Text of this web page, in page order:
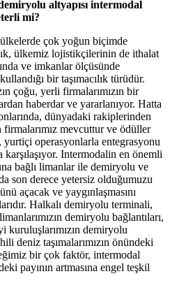
altyapısı intermodal
mi?
çok yoğun biçimde
ülkemiz lojistikçilerinin de ithalat
ve imkanlar ölçüsünde
bir taşımacılık türüdür.
çoğu, yerli firmalarımızın bir
haberdar ve yararlanıyor. Hatta
dünyadaki rakiplerinden
mevcuttur ve ödüller
yurtiçi operasyonlarla entegrasyonu
Intermodalin en önemli
bağlı limanlar ile demiryolu ve
son derece yetersiz olduğumuzu
açacak ve yaygınlaşmasını
Halkalı demiryolu terminali,
demiryolu bağlantıları,
kuruluşlarımızın demiryolu
deniz taşımalarımızın önündeki
bir çok faktör, intermodal
payının artmasına engel teşkil